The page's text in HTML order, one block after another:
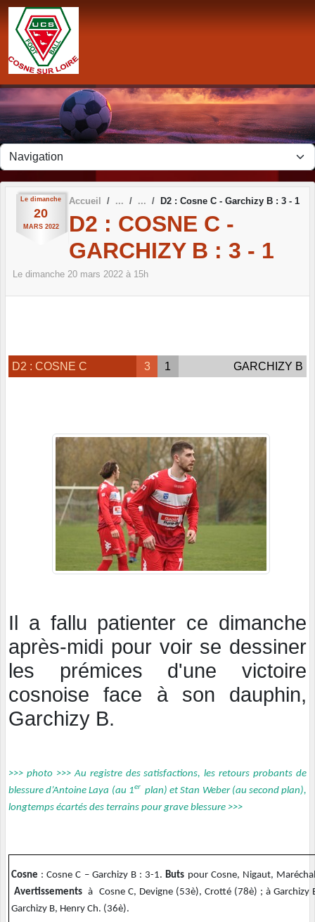
Le dimanche
20
MARS 2022
Accueil D2 : Cosne C - Garchizy B : 3 - 1
D2 : COSNE C -
GARCHIZY B : 3 - 1
Le dimanche 20 mars 2022 à 15h
D2 : COSNE C 3 1 GARCHIZY B
Il a fallu patienter ce dimanche
après-midi pour voir se dessiner
les prémices d'une victoire
cosnoise face à son dauphin,
Garchizy B.
>>> photo >>> Au registre des satisfactions, les retours probants de
blessure d’Antoine Laya (au 1er plan) et Stan Weber (au second plan),
longtemps écartés des terrains pour grave blessure >>>
Cosne : Cosne C – Garchizy B : 3-1. Buts pour Cosne, Nigaut,
Avertissements à Cosne C, Devigne (53è), Crotté (78è) ; à
Garchizy B, Henry Ch. (36è).
Panneau de gestion des cookies